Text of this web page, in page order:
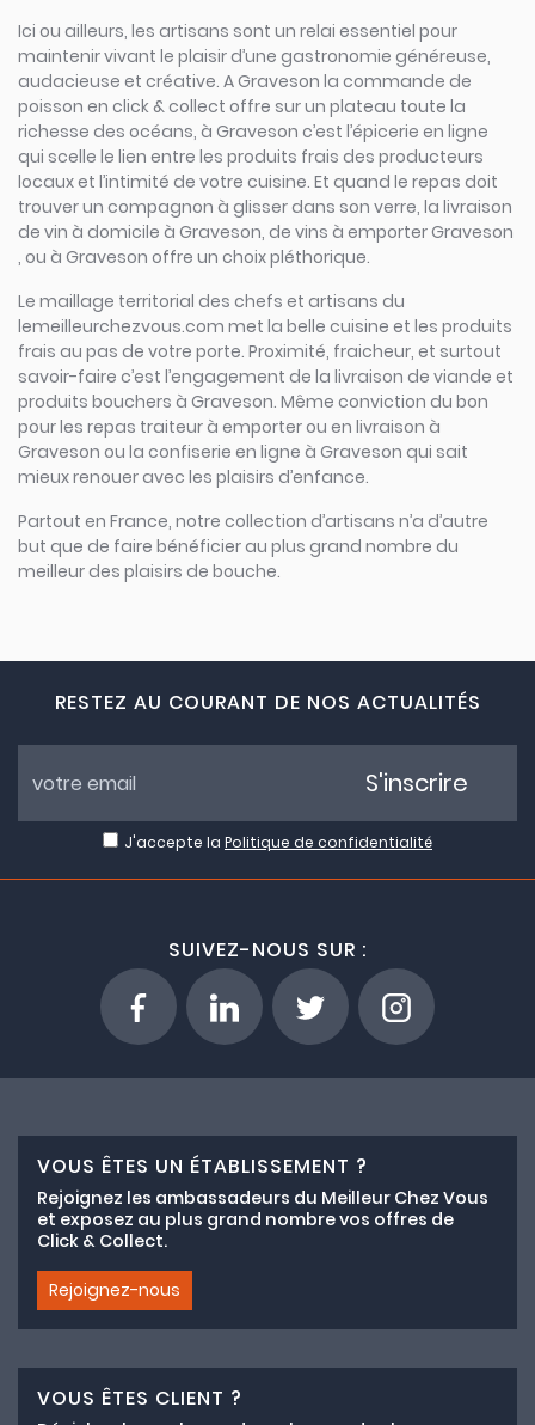
Ici ou ailleurs, les artisans sont un relai essentiel pour
maintenir vivant le plaisir d’une gastronomie généreuse,
audacieuse et créative. A Graveson la commande de
poisson en click & collect offre sur un plateau toute la
richesse des océans, à Graveson c’est l’épicerie en ligne
qui scelle le lien entre les produits frais des producteurs
locaux et l’intimité de votre cuisine. Et quand le repas doit
trouver un compagnon à glisser dans son verre, la livraison
de vin à domicile à Graveson, de vins à emporter Graveson
, ou à Graveson offre un choix pléthorique.
Le maillage territorial des chefs et artisans du
lemeilleurchezvous.com met la belle cuisine et les produits
frais au pas de votre porte. Proximité, fraicheur, et surtout
savoir-faire c’est l’engagement de la livraison de viande et
produits bouchers à Graveson. Même conviction du bon
pour les repas traiteur à emporter ou en livraison à
Graveson ou la confiserie en ligne à Graveson qui sait
mieux renouer avec les plaisirs d’enfance.
Partout en France, notre collection d’artisans n’a d’autre
but que de faire bénéficier au plus grand nombre du
meilleur des plaisirs de bouche.
RESTEZ AU COURANT DE NOS ACTUALITÉS
J'accepte la Politique de confidentialité
S'inscrire
SUIVEZ-NOUS SUR :
VOUS ÊTES UN ÉTABLISSEMENT ?
Rejoignez les ambassadeurs du Meilleur Chez Vous
et exposez au plus grand nombre vos offres de
Click & Collect.
Rejoignez-nous
VOUS ÊTES CLIENT ?